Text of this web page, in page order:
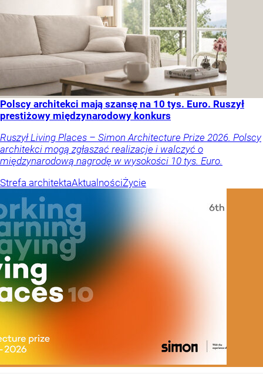
Polscy architekci mają szansę na 10 tys. Euro. Ruszył
prestiżowy międzynarodowy konkurs
Ruszył Living Places – Simon Architecture Prize 2026. Polscy
architekci mogą zgłaszać realizacje i walczyć o
międzynarodową nagrodę w wysokości 10 tys. Euro.
Strefa architektaAktualnościŻycie